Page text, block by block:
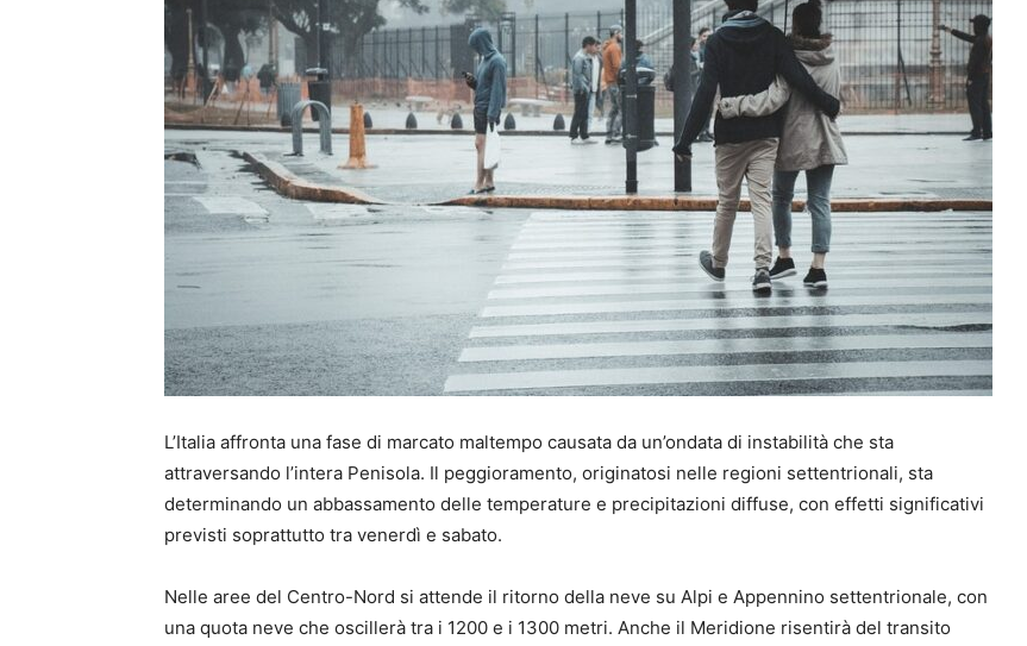
L’Italia affronta una fase di marcato maltempo causata da un’ondata di instabilità che sta
attraversando l’intera Penisola. Il peggioramento, originatosi nelle regioni settentrionali, sta
determinando un abbassamento delle temperature e precipitazioni diffuse, con effetti significativi
previsti soprattutto tra venerdì e sabato.
Nelle aree del Centro-Nord si attende il ritorno della neve su Alpi e Appennino settentrionale, con
una quota neve che oscillerà tra i 1200 e i 1300 metri. Anche il Meridione risentirà del transito